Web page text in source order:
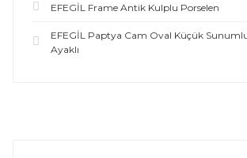
EFEGİL Frame Antik Kulplu Porselen
EFEGİL Paptya Cam Oval Küçük
Ayaklı